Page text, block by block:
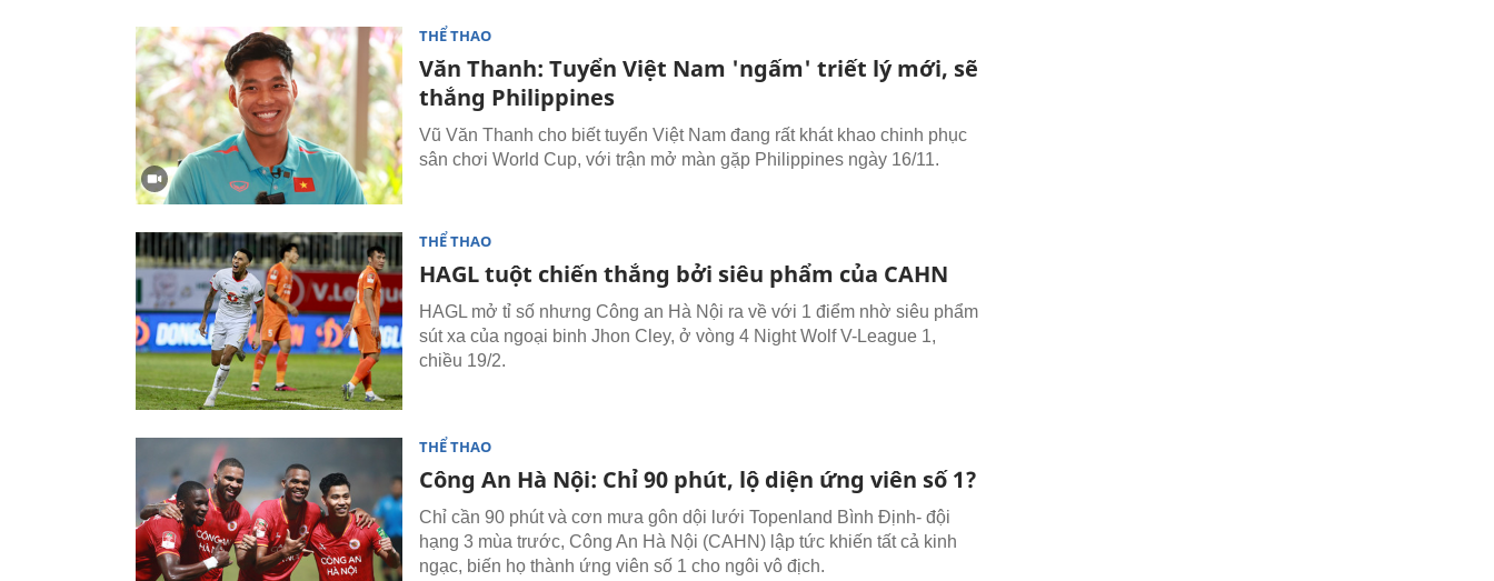
THỂ THAO
Văn Thanh: Tuyển Việt Nam 'ngấm' triết lý mới, sẽ
thắng Philippines
Vũ Văn Thanh cho biết tuyển Việt Nam đang rất khát khao chinh phục
sân chơi World Cup, với trận mở màn gặp Philippines ngày 16/11.
THỂ THAO
HAGL tuột chiến thắng bởi siêu phẩm của CAHN
HAGL mở tỉ số nhưng Công an Hà Nội ra về với 1 điểm nhờ siêu phẩm
sút xa của ngoại binh Jhon Cley, ở vòng 4 Night Wolf V-League 1,
chiều 19/2.
THỂ THAO
Công An Hà Nội: Chỉ 90 phút, lộ diện ứng viên số 1?
Chỉ cần 90 phút và cơn mưa gôn dội lưới Topenland Bình Định- đội
hạng 3 mùa trước, Công An Hà Nội (CAHN) lập tức khiến tất cả kinh
ngạc, biến họ thành ứng viên số 1 cho ngôi vô địch.